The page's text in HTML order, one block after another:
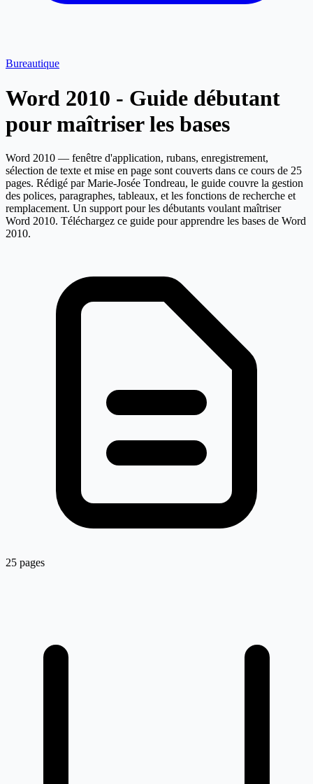
Bureautique
Word 2010 - Guide débutant
pour maîtriser les bases
Word 2010 — fenêtre d'application, rubans, enregistrement,
sélection de texte et mise en page sont couverts dans ce cours de 25
pages. Rédigé par Marie-Josée Tondreau, le guide couvre la gestion
des polices, paragraphes, tableaux, et les fonctions de recherche et
remplacement. Un support pour les débutants voulant maîtriser
Word 2010. Téléchargez ce guide pour apprendre les bases de Word
2010.
25 pages